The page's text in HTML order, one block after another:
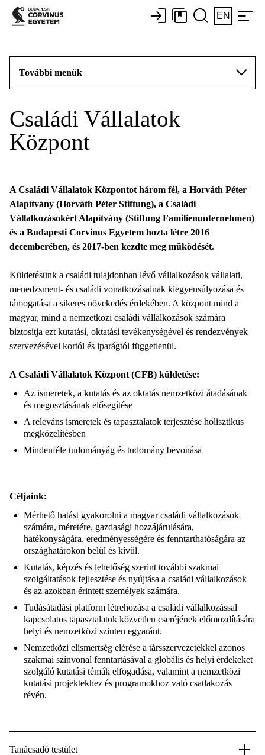
EN
További menük
Családi Vállalatok
Központ
A Családi Vállalatok Központot három fél, a Horváth Péter
Alapítvány (Horváth Péter Stiftung), a Családi
Vállalkozásokért Alapítvány (Stiftung Familienunternehmen)
és a Budapesti Corvinus Egyetem hozta létre 2016
decemberében, és 2017-ben kezdte meg működését.
Küldetésünk a családi tulajdonban lévő vállalkozások vállalati,
menedzsment- és családi vonatkozásainak kiegyensúlyozása és
támogatása a sikeres növekedés érdekében. A központ mind a
magyar, mind a nemzetközi családi vállalkozások számára
biztosítja ezt kutatási, oktatási tevékenységével és rendezvények
szervezésével kortól és iparágtól függetlenül.
A Családi Vállalatok Központ (CFB) küldetése:
Az ismeretek, a kutatás és az oktatás nemzetközi átadásának
és megosztásának elősegítése
A releváns ismeretek és tapasztalatok terjesztése holisztikus
megközelítésben
Mindenféle tudományág és tudomány bevonása
Céljaink:
Mérhető hatást gyakorolni a magyar családi vállalkozások
számára, méretére, gazdasági hozzájárulására,
hatékonyságára, eredményességére és fenntarthatóságára az
országhatárokon belül és kívül.
Kutatás, képzés és lehetőség szerint további szakmai
szolgáltatások fejlesztése és nyújtása a családi vállalkozások
és az azokban érintett személyek számára.
Tudásátadási platform létrehozása a családi vállalkozással
kapcsolatos tapasztalatok közvetlen cseréjének előmozdítására
helyi és nemzetközi szinten egyaránt.
Nemzetközi elismertség elérése a társszervezetekkel azonos
szakmai színvonal fenntartásával a globális és helyi érdekeket
szolgáló kutatási témák elfogadása, valamint a nemzetközi
kutatási projektekhez és programokhoz való csatlakozás
révén.
Tanácsadó testület